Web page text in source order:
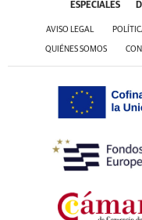
ESPECIALES
AVISO LEGAL
QUIÉNES SOMOS